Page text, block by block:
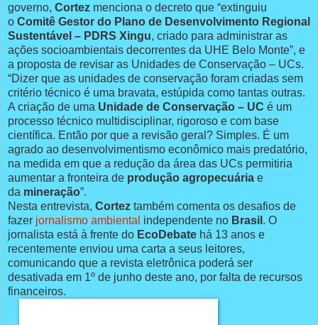
governo, Cortez menciona o decreto que “extinguiu
o Comitê Gestor do Plano de Desenvolvimento Regional
Sustentável – PDRS Xingu, criado para administrar as
ações socioambientais decorrentes da UHE Belo Monte”, e
a proposta de revisar as Unidades de Conservação – UCs.
“Dizer que as unidades de conservação foram criadas sem
critério técnico é uma bravata, estúpida como tantas outras.
A criação de uma Unidade de Conservação – UC é um
processo técnico multidisciplinar, rigoroso e com base
científica. Então por que a revisão geral? Simples. É um
agrado ao desenvolvimentismo econômico mais predatório,
na medida em que a redução da área das UCs permitiria
aumentar a fronteira de produção agropecuária e
da mineração”.
Nesta entrevista, Cortez também comenta os desafios de
fazer jornalismo ambiental independente no Brasil . O
jornalista está à frente do EcoDebate há 13 anos e
recentemente enviou uma carta a seus leitores,
comunicando que a revista eletrônica poderá ser
desativada em 1º de junho deste ano, por falta de recursos
financeiros.